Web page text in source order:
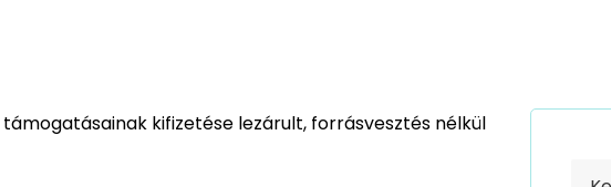
kifizetése lezárult, forrásvesztés nélkül